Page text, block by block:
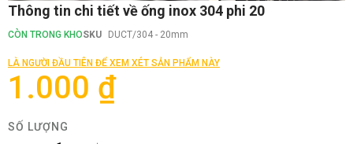
Chuyển
phần
của
thư
hình
Thông tin chi tiết về ống inox 304 phi 20
CÒN TRONG KHOSKU DUCT/304 - 20mm
LÀ NGƯỜI ĐẦU TIÊN ĐỂ XEM XÉT SẢN PHẨM NÀY
1.000 ₫
SỐ LƯỢNG